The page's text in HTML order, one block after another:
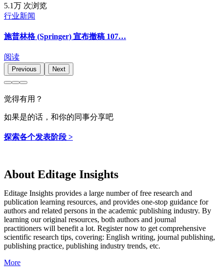
5.1万 次浏览
行业新闻
施普林格 (Springer) 宣布撤稿 107…
阅读
Previous Next
觉得有用？
如果是的话，和你的同事分享吧
探索各个发表阶段 >
About Editage Insights
Editage Insights provides a large number of free research and
publication learning resources, and provides one-stop guidance for
authors and related persons in the academic publishing industry. By
learning our original resources, both authors and journal
practitioners will benefit a lot. Register now to get comprehensive
scientific research tips, covering: English writing, journal publishing,
publishing practice, publishing industry trends, etc.
More